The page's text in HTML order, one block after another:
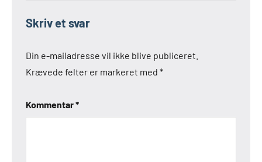
Skriv et svar
Din e-mailadresse vil ikke blive publiceret.
Krævede felter er markeret med *
Kommentar*